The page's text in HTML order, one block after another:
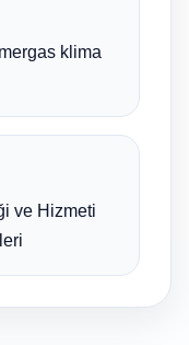
klima
ve Hizmeti